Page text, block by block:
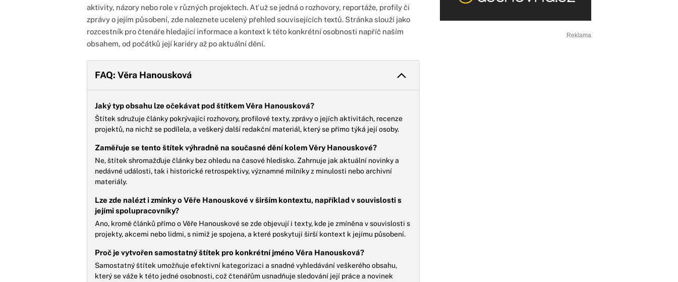
aktivity, názory nebo role v různých projektech. Ať už se jedná o rozhovory, reportáže, profily či
zprávy o jejím působení, zde naleznete ucelený přehled souvisejících textů. Stránka slouží jako
rozcestník pro čtenáře hledající informace a kontext k této konkrétní osobnosti napříč naším
obsahem, od počátků její kariéry až po aktuální dění.
FAQ: Věra Hanousková
Jaký typ obsahu lze očekávat pod štítkem Věra Hanousková?
Štítek sdružuje články pokrývající rozhovory, profilové texty, zprávy o jejích aktivitách, recenze
projektů, na nichž se podílela, a veškerý další redakční materiál, který se přímo týká její osoby.
Zaměřuje se tento štítek výhradně na současné dění kolem Věry Hanouskové?
Ne, štítek shromažďuje články bez ohledu na časové hledisko. Zahrnuje jak aktuální novinky a
nedávné události, tak i historické retrospektivy, významné milníky z minulosti nebo archivní
materiály.
Lze zde nalézt i zmínky o Věře Hanouskové v širším kontextu, například v souvislosti s
jejími spolupracovníky?
Ano, kromě článků přímo o Věře Hanouskové se zde objevují i texty, kde je zmíněna v souvislosti s
projekty, akcemi nebo lidmi, s nimiž je spojena, a které poskytují širší kontext k jejímu působení.
Proč je vytvořen samostatný štítek pro konkrétní jméno Věra Hanousková?
Samostatný štítek umožňuje efektivní kategorizaci a snadné vyhledávání veškerého obsahu,
který se váže k této jedné osobnosti, což čtenářům usnadňuje sledování její práce a novinek